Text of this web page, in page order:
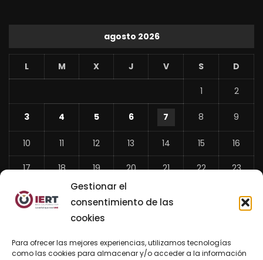
Gestionar el
consentimiento de las
cookies
Para ofrecer las mejores experiencias, utilizamos tecnologías
como las cookies para almacenar y/o acceder a la información
agosto 2026
L M X J V S D
1 2
3 4 5 6 7 8 9
10 11 12 13 14 15 16
17 18 19 20 21 22 23
24 26 27
«
Jul